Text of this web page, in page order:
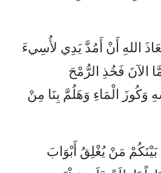
اللهِ أَنْ أَمُدَّ يَدِي لأُسِيءَ
الآنَ فَخُذِ الرُّمْحَ
الْمَاءِ وَهَلُمَّ بِنَا مِنْ
بَيْنَكُمْ مَنْ يُغْلِقُ أَبْوَابَ